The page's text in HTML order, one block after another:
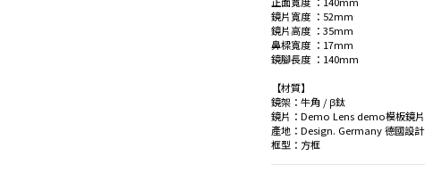
鏡片寬度 ：52mm
鏡片高度 ：35mm
鼻樑寬度 ：17mm
鏡腳長度 ：140mm
【材質】
鏡架：牛角 / β鈦
鏡片：Demo Lens demo模板鏡片
產地：Design. Germany 德國設計
框型：方框